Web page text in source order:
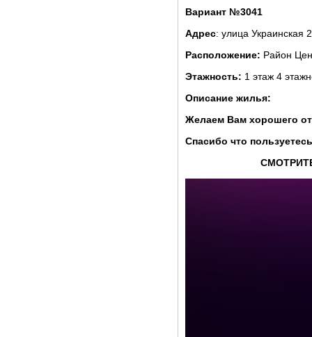
Вариант №3041
Адрес: улица Украинская
Расположение: Район
Этажность: 1 этаж 4
Описание жилья:
Желаем Вам хорошего
Спасибо что
СМОТРИТЕ